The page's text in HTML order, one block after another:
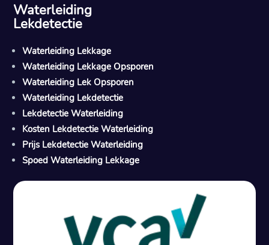
Waterleiding
Lekdetectie
Waterleiding Lekkage
Waterleiding Lekkage Opsporen
Waterleiding Lek Opsporen
Waterleiding Lekdetectie
Lekdetectie Waterleiding
Kosten Lekdetectie Waterleiding
Prijs Lekdetectie Waterleiding
Spoed Waterleiding Lekkage